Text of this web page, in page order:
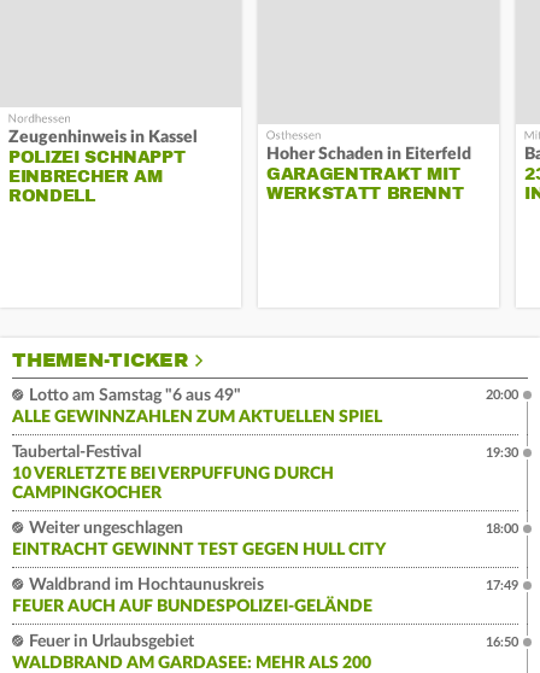
Zeugenhinweis in Kassel
POLIZEI SCHNAPPT
EINBRECHER AM
RONDELL
Hoher Schaden in Eiterfeld
GARAGENTRAKT MIT
WERKSTATT BRENNT
THEMEN-TICKER
Lotto am Samstag "6 aus 49"
ALLE GEWINNZAHLEN ZUM AKTUELLEN SPIEL
20:00
Taubertal-Festival
10 VERLETZTE BEI VERPUFFUNG DURCH
CAMPINGKOCHER
19:30
Weiter ungeschlagen
EINTRACHT GEWINNT TEST GEGEN HULL CITY
18:00
Waldbrand im Hochtaunuskreis
FEUER AUCH AUF BUNDESPOLIZEI-GELÄNDE
17:49
Feuer in Urlaubsgebiet
WALDBRAND AM GARDASEE: MEHR ALS 200
16:50